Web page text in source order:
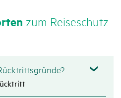
zum Reise­schutz